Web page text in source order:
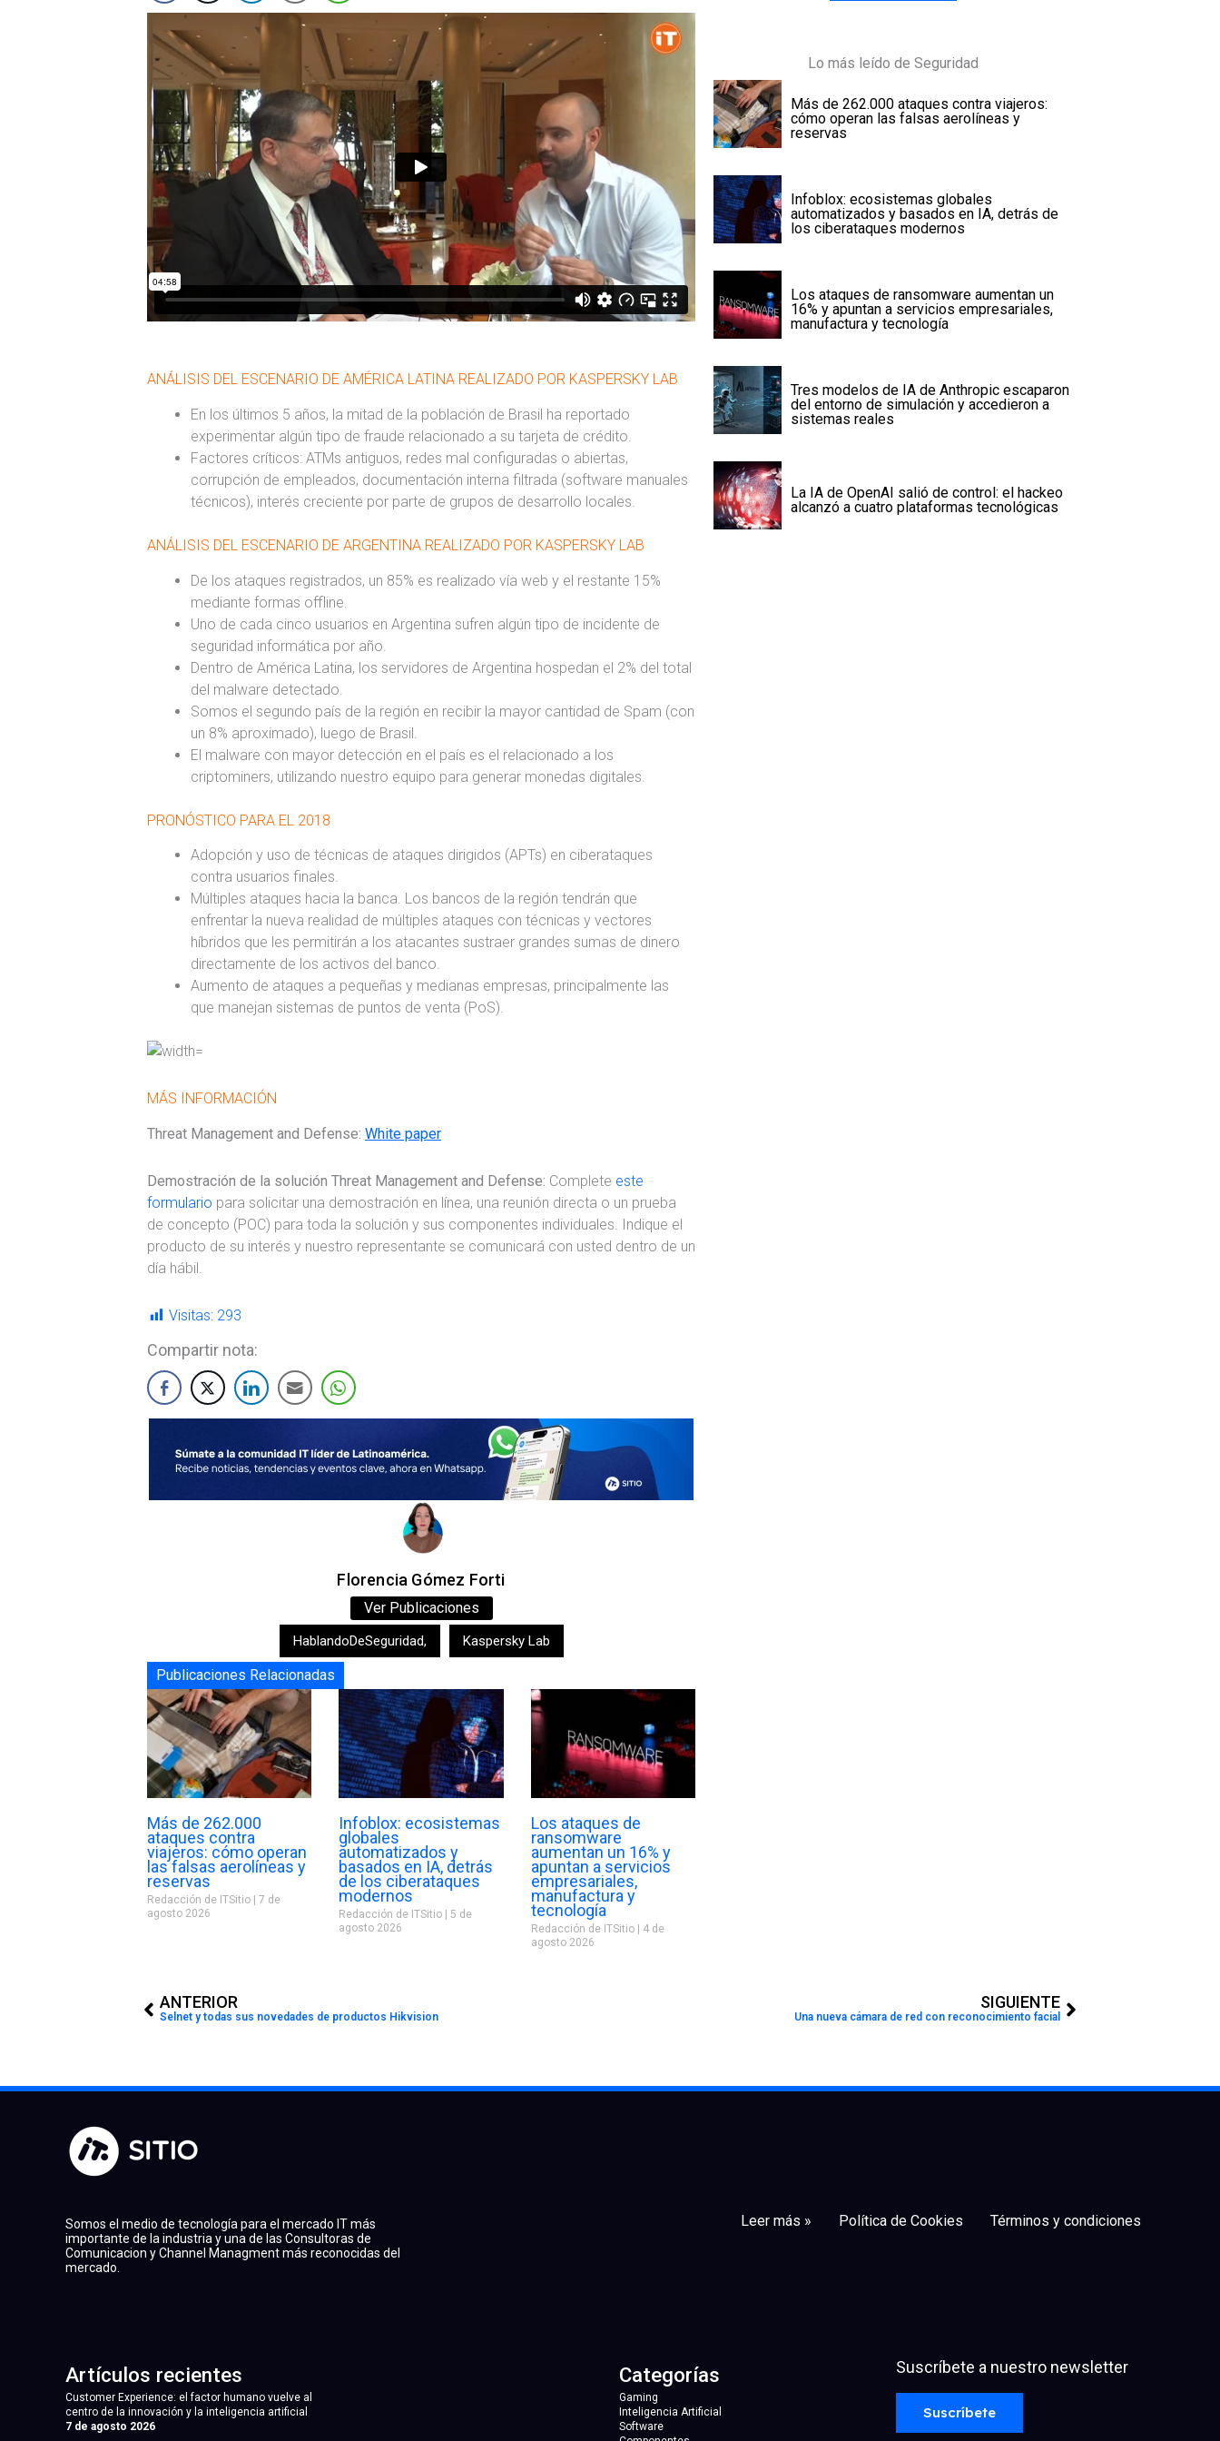
ANÁLISIS DEL ESCENARIO DE AMÉRICA LATINA REALIZADO POR KASPERSKY LAB
En los últimos 5 años, la mitad de la población de Brasil ha reportado
experimentar algún tipo de fraude relacionado a su tarjeta de crédito.
Factores críticos: ATMs antiguos, redes mal configuradas o abiertas,
corrupción de empleados, documentación interna filtrada (software manuales
técnicos), interés creciente por parte de grupos de desarrollo locales.
ANÁLISIS DEL ESCENARIO DE ARGENTINA REALIZADO POR KASPERSKY LAB
De los ataques registrados, un 85% es realizado vía web y el restante 15%
mediante formas offline.
Uno de cada cinco usuarios en Argentina sufren algún tipo de incidente de
seguridad informática por año.
Dentro de América Latina, los servidores de Argentina hospedan el 2% del total
del malware detectado.
Somos el segundo país de la región en recibir la mayor cantidad de Spam (con
un 8% aproximado), luego de Brasil.
El malware con mayor detección en el país es el relacionado a los
criptominers, utilizando nuestro equipo para generar monedas digitales.
PRONÓSTICO PARA EL 2018
Adopción y uso de técnicas de ataques dirigidos (APTs) en ciberataques
contra usuarios finales.
Múltiples ataques hacia la banca. Los bancos de la región tendrán que
enfrentar la nueva realidad de múltiples ataques con técnicas y vectores
híbridos que les permitirán a los atacantes sustraer grandes sumas de dinero
directamente de los activos del banco.
Aumento de ataques a pequeñas y medianas empresas, principalmente las
que manejan sistemas de puntos de venta (PoS).
MÁS INFORMACIÓN
Threat Management and Defense: White paper
Demostración de la solución Threat Management and Defense: Complete este
formulario para solicitar una demostración en línea, una reunión directa o un prueba
de concepto (POC) para toda la solución y sus componentes individuales. Indique el
producto de su interés y nuestro representante se comunicará con usted dentro de un
día hábil.
Visitas: 293
Compartir nota:
Florencia Gómez Forti
Ver Publicaciones
HablandoDeSeguridad, Kaspersky Lab
Publicaciones Relacionadas
Más de 262.000
ataques contra
viajeros: cómo operan
las falsas aerolíneas y
reservas
Redacción de ITSitio
7 de
agosto 2026
Infoblox: ecosistemas
globales
automatizados y
basados en IA, detrás
de los ciberataques
modernos
Redacción de ITSitio
5 de
agosto 2026
Los ataques de
ransomware
aumentan un 16% y
apuntan a servicios
empresariales,
manufactura y
tecnología
Redacción de ITSitio
4 de
agosto 2026
Lo más leído de Seguridad
Más de 262.000 ataques contra viajeros:
cómo operan las falsas aerolíneas y
reservas
Infoblox: ecosistemas globales
automatizados y basados en IA, detrás de
los ciberataques modernos
Los ataques de ransomware aumentan un
16% y apuntan a servicios empresariales,
manufactura y tecnología
Tres modelos de IA de Anthropic escaparon
del entorno de simulación y accedieron a
sistemas reales
La IA de OpenAI salió de control: el hackeo
alcanzó a cuatro plataformas tecnológicas
ANTERIOR
Selnet y todas sus novedades de productos Hikvision
SIGUIENTE
Una nueva cámara de red con reconocimiento facial
Somos el medio de tecnología para el mercado IT más
importante de la industria y una de las Consultoras de
Comunicacion y Channel Managment más reconocidas del
mercado.
Leer más » Política de Cookies Términos y condiciones
Artículos recientes
Customer Experience: el factor humano vuelve al
centro de la innovación y la inteligencia artificial
7 de agosto 2026
Categorías
Gaming
Inteligencia Artificial
Software
Suscríbete a nuestro newsletter
Suscríbete
facebook
x linkedinyoutubeinstagram
spotify